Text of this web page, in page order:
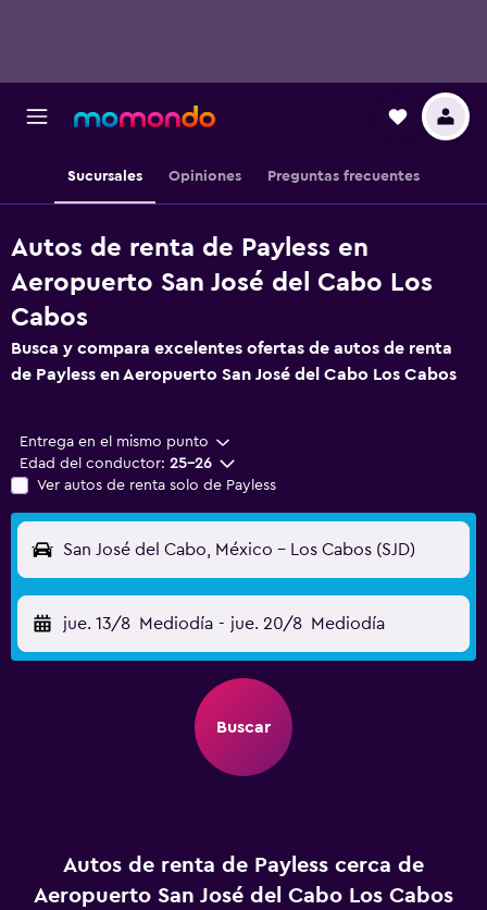
Sucursales Opiniones Preguntas frecuentes
Autos de renta de Payless en
Aeropuerto San José del Cabo Los
Cabos
Busca y compara excelentes ofertas de autos de renta
de Payless en Aeropuerto San José del Cabo Los Cabos
Entrega en el mismo punto
Edad del conductor: 25-26
Ver autos de renta solo de Payless
San José del Cabo, México - Los Cabos (SJD)
jue. 13/8 Mediodía - jue. 20/8 Mediodía
Buscar
Autos de renta de Payless cerca de
Aeropuerto San José del Cabo Los Cabos